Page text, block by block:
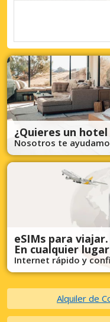
¿Quieres un
Nosotros te
eSIMs para
En cualquier lugar
Internet rápido y
Alquiler de